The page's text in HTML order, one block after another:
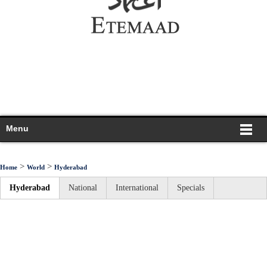
Menu
Home > World > Hyderabad
Hyderabad National International Specials